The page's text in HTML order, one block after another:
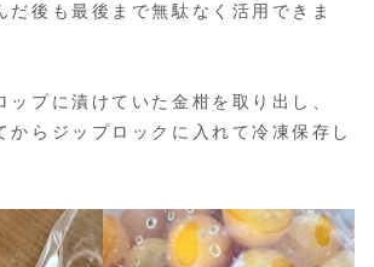
だ後も最後まで無駄なく活用できま
ップに漬けていた金柑を取り出し、
からジップロックに入れて冷凍保存し